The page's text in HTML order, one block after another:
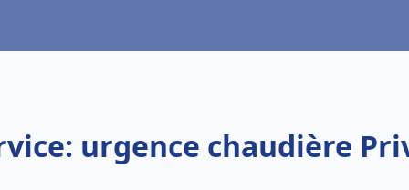
urgence chaudière